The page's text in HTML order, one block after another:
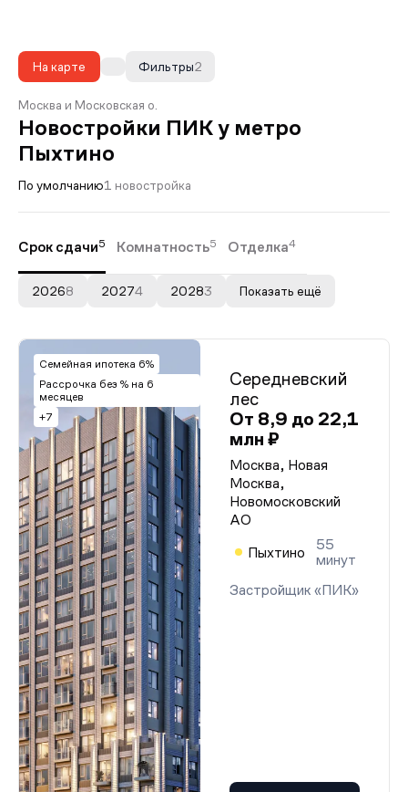
На карте 2
Фильтры
Москва и Московская о.
Новостройки ПИК у метро
Пыхтино
По умолчанию1 новостройка
Срок сдачи5 Комнатность5 Отделка4
20268 20274 20283 Показать ещё
Семейная ипотека 6%
Рассрочка без % на 6
месяцев
+7
Середневский
лес
От 8,9 до 22,1
млн ₽
Москва, Новая
Москва,
Новомосковский
АО
Пыхтино
55
минут
Застройщик «ПИК»